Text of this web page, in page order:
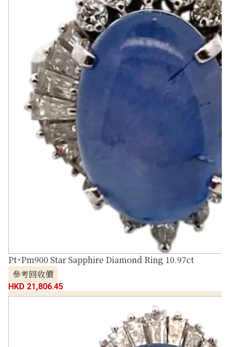
Pt･Pm900 Star Sapphire Diamond Ring 10.97ct
參考回收價
HKD 21,806.45